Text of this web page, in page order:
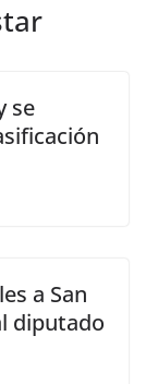
se
a San
diputado